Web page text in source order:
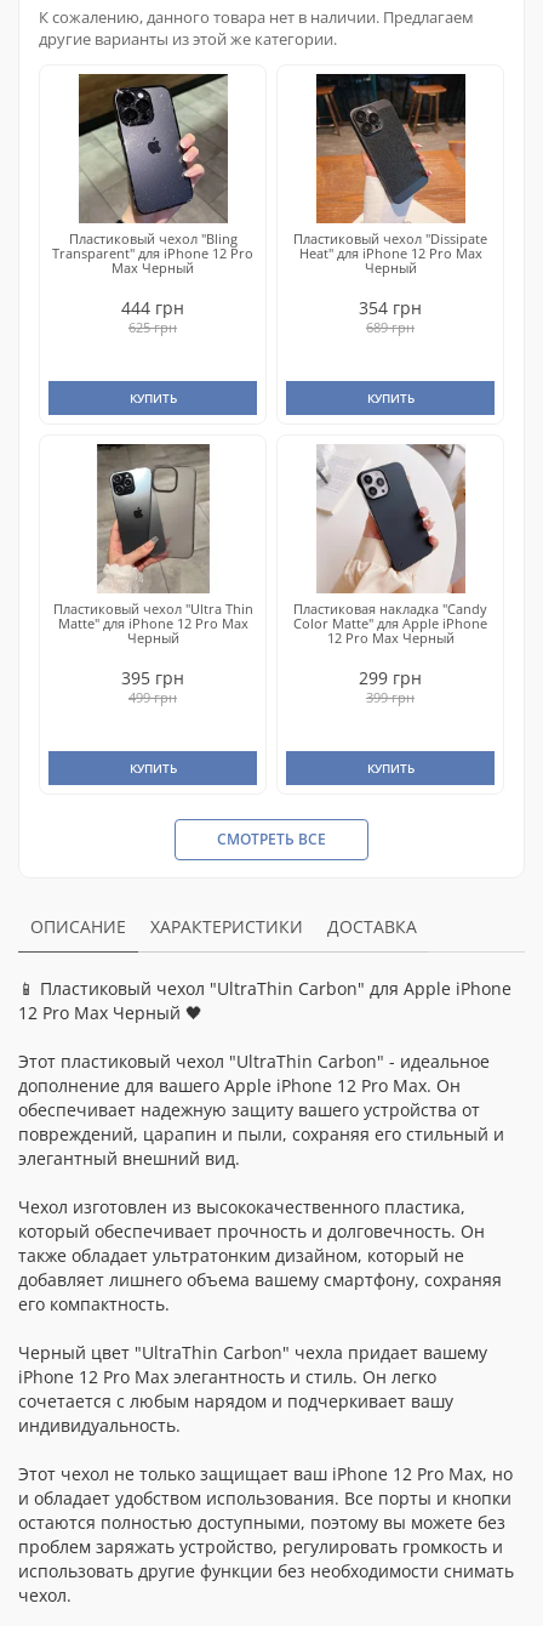
К сожалению, данного товара нет в наличии. Предлагаем
другие варианты из этой же категории.
Пластиковый чехол "Bling
Transparent" для iPhone 12 Pro
Max Черный
444 грн
625 грн
КУПИТЬ
Пластиковый чехол "Dissipate
Heat" для iPhone 12 Pro Max
Черный
354 грн
689 грн
КУПИТЬ
Пластиковый чехол "Ultra Thin
Matte" для iPhone 12 Pro Max
Черный
395 грн
499 грн
КУПИТЬ
Пластиковая накладка "Candy
Color Matte" для Apple iPhone
12 Pro Max Черный
299 грн
399 грн
КУПИТЬ
СМОТРЕТЬ ВСЕ
ОПИСАНИЕ ХАРАКТЕРИСТИКИ ДОСТАВКА
📱 Пластиковый чехол "UltraThin Carbon" для Apple iPhone
12 Pro Max Черный 🖤
Этот пластиковый чехол "UltraThin Carbon" - идеальное
дополнение для вашего Apple iPhone 12 Pro Max. Он
обеспечивает надежную защиту вашего устройства от
повреждений, царапин и пыли, сохраняя его стильный и
элегантный внешний вид.
Чехол изготовлен из высококачественного пластика,
который обеспечивает прочность и долговечность. Он
также обладает ультратонким дизайном, который не
добавляет лишнего объема вашему смартфону, сохраняя
его компактность.
Черный цвет "UltraThin Carbon" чехла придает вашему
iPhone 12 Pro Max элегантность и стиль. Он легко
сочетается с любым нарядом и подчеркивает вашу
индивидуальность.
Этот чехол не только защищает ваш iPhone 12 Pro Max, но
и обладает удобством использования. Все порты и кнопки
остаются полностью доступными, поэтому вы можете без
проблем заряжать устройство, регулировать громкость и
использовать другие функции без необходимости снимать
чехол.